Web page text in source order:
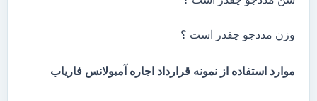
وزن مددجو چقدر است ؟
موارد استفاده از نمونه قرارداد اجاره آمبولانس فاریاب